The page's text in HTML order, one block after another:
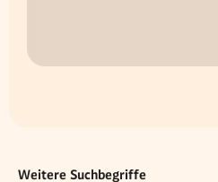
Weitere Suchbegriffe